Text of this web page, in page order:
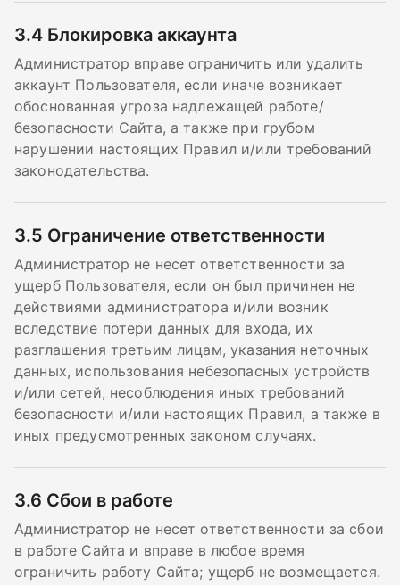
3.4 Блокировка аккаунта
Администратор вправе ограничить или удалить
аккаунт Пользователя, если иначе возникает
обоснованная угроза надлежащей работе/
безопасности Сайта, а также при грубом
нарушении настоящих Правил и/или требований
законодательства.
3.5 Ограничение ответственности
Администратор не несет ответственности за
ущерб Пользователя, если он был причинен не
действиями администратора и/или возник
вследствие потери данных для входа, их
разглашения третьим лицам, указания неточных
данных, использования небезопасных устройств
и/или сетей, несоблюдения иных требований
безопасности и/или настоящих Правил, а также в
иных предусмотренных законом случаях.
3.6 Сбои в работе
Администратор не несет ответственности за сбои
в работе Сайта и вправе в любое время
ограничить работу Сайта; ущерб не возмещается.